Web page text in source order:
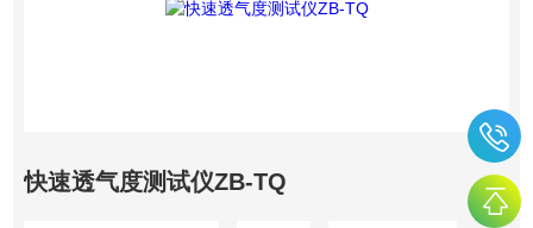
快速透气度测试仪ZB-TQ